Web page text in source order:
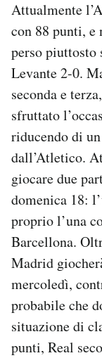
Attualmente
con 88 punti,
perso piuttosto
Levante 2-0.
seconda e
sfruttato
riducendo di
dall’Atletico.
giocare due
domenica 18:
proprio l’una
Barcellona.
Madrid
mercoledì,
probabile che
situazione di
punti, Real